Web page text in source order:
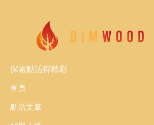
探索點活得精彩
首頁
點活文章